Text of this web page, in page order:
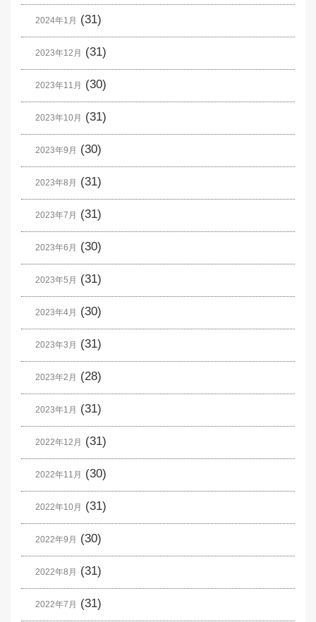
2024年1月 (31)
2023年12月 (31)
2023年11月 (30)
2023年10月 (31)
2023年9月 (30)
2023年8月 (31)
2023年7月 (31)
2023年6月 (30)
2023年5月 (31)
2023年4月 (30)
2023年3月 (31)
2023年2月 (28)
2023年1月 (31)
2022年12月 (31)
2022年11月 (30)
2022年10月 (31)
2022年9月 (30)
2022年8月 (31)
2022年7月 (31)